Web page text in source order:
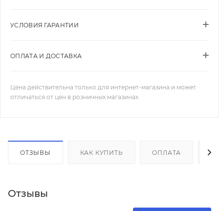
УСЛОВИЯ ГАРАНТИИ
ОПЛАТА И ДОСТАВКА
Цена действительна только для интернет-магазина и может
отличаться от цен в розничных магазинах
ОТЗЫВЫ КАК КУПИТЬ ОПЛАТА
Отзывы